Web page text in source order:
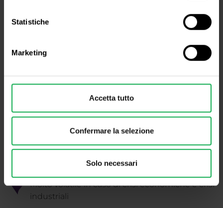
Statistiche
Marketing
Accetta tutto
Confermare la selezione
Solo necessari
Portafoglio in azioni societarie
Orizzonte di investimento a partire da 10 anni
Molto volatile in caso di crisi economiche e crisi
industriali